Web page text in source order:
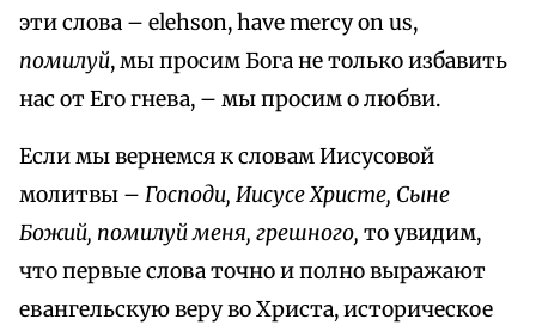
эти слова – elehson, have mercy on us,
помилуй, мы просим Бога не только избавить
нас от Его гнева, – мы просим о любви.
Если мы вернемся к словам Иисусовой
молитвы – Господи, Иисусе Христе, Сыне
Божий, помилуй меня, грешного, то увидим,
что первые слова точно и полно выражают
евангельскую веру во Христа, историческое